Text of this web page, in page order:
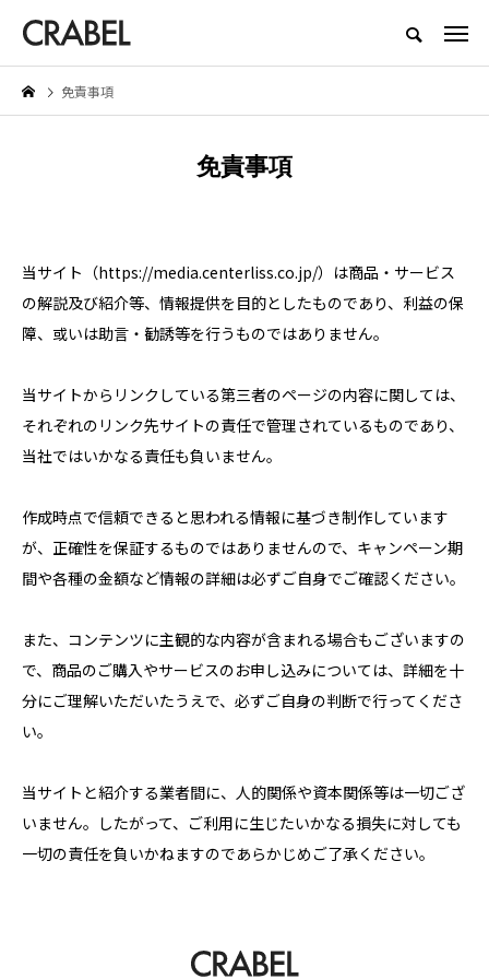
免責事項
免責事項
当サイト（https://media.centerliss.co.jp/）は商品・サービス
の解説及び紹介等、情報提供を目的としたものであり、利益の保
障、或いは助言・勧誘等を行うものではありません。
当サイトからリンクしている第三者のページの内容に関しては、
それぞれのリンク先サイトの責任で管理されているものであり、
当社ではいかなる責任も負いません。
作成時点で信頼できると思われる情報に基づき制作しています
が、正確性を保証するものではありませんので、キャンペーン期
間や各種の金額など情報の詳細は必ずご自身でご確認ください。
また、コンテンツに主観的な内容が含まれる場合もございますの
で、商品のご購入やサービスのお申し込みについては、詳細を十
分にご理解いただいたうえで、必ずご自身の判断で行ってくださ
い。
当サイトと紹介する業者間に、人的関係や資本関係等は一切ござ
いません。したがって、ご利用に生じたいかなる損失に対しても
一切の責任を負いかねますのであらかじめご了承ください。
もっとくらべる、もっとほしくなる
NEW POST
Brighte（ブライト） シャワー
ドライヤーの口コミは本当？実際
に体験したメリット・デメリット
を紹介
2026.06.29
LIFESTYLE
【着用レビュー】リライブシャ
αの効果は本当？口コミや評判
紹介
TAG LIST
IT転職サイト アップルジム
アップルジム口コミ アップルジム評判
ウォーターサーバー エアコンクリーニング
オンラインフィットネス カーリース
ギフト ゴルフ